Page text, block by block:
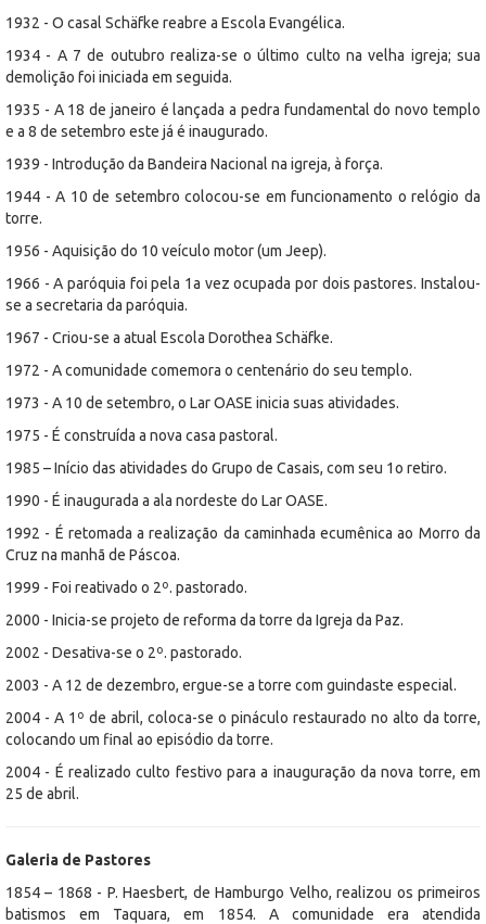
1932 - O casal Schäfke reabre a Escola Evangélica.
1934 - A 7 de outubro realiza-se o último culto na velha igreja; sua
demolição foi iniciada em seguida.
1935 - A 18 de janeiro é lançada a pedra fundamental do novo templo
e a 8 de setembro este já é inaugurado.
1939 - Introdução da Bandeira Nacional na igreja, à força.
1944 - A 10 de setembro colocou-se em funcionamento o relógio da
torre.
1956 - Aquisição do 10 veículo motor (um Jeep).
1966 - A paróquia foi pela 1a vez ocupada por dois pastores. Instalou-
se a secretaria da paróquia.
1967 - Criou-se a atual Escola Dorothea Schäfke.
1972 - A comunidade comemora o centenário do seu templo.
1973 - A 10 de setembro, o Lar OASE inicia suas atividades.
1975 - É construída a nova casa pastoral.
1985 – Início das atividades do Grupo de Casais, com seu 1o retiro.
1990 - É inaugurada a ala nordeste do Lar OASE.
1992 - É retomada a realização da caminhada ecumênica ao Morro da
Cruz na manhã de Páscoa.
1999 - Foi reativado o 2º. pastorado.
2000 - Inicia-se projeto de reforma da torre da Igreja da Paz.
2002 - Desativa-se o 2º. pastorado.
2003 - A 12 de dezembro, ergue-se a torre com guindaste especial.
2004 - A 1º de abril, coloca-se o pináculo restaurado no alto da torre,
colocando um final ao episódio da torre.
2004 - É realizado culto festivo para a inauguração da nova torre, em
25 de abril.
Galeria de Pastores
1854 – 1868 - P. Haesbert, de Hamburgo Velho, realizou os primeiros
batismos em Taquara, em 1854. A comunidade era atendida